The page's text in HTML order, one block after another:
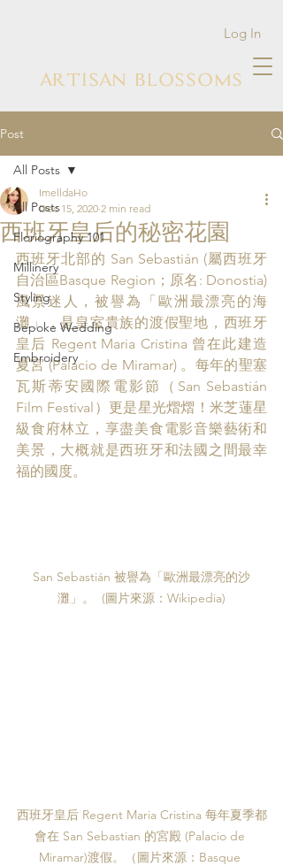
ARTISAN BLOSSOMS
Log In
Post
All Posts
Floriography 101
Millinery
Styling
Bepoke Wedding
Embroidery
All Posts
西班牙皇后的秘密花園
ImelldaHo
Dec 15, 2020 2 min read
西班牙北部的 San Sebastián (屬西班牙
自治區Basque Region；原名: Donostia)
風景迷人，被譽為「歐洲最漂亮的海
灘」，是皇室貴族的渡假聖地， 西班牙
皇后 Regent Maria Cristina 曾在此建造
夏宮 (Palacio de Miramar) 。每年的聖塞
瓦斯蒂安國際電影節（San Sebastián
Film Festival）更是星光熠熠！米芝蓮星
級食府林立，享盡美食電影音樂藝術和
美景，大概就是西班牙和法國之間最幸
福的國度。
San Sebastián 被譽為「歐洲最漂亮的沙
灘」。  (圖片來源：Wikipedia)
西班牙皇后 Regent Maria Cristina 每年夏季都
會在 San Sebastian 的宮殿 (Palacio de
Miramar)渡假。（圖片來源：Basque